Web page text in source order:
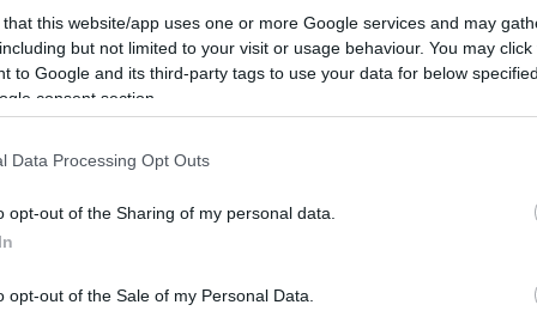
that this website/app uses one or more Google services and may
but not limited to your visit or usage behaviour. You may
to Google and its third-party tags to use your data for below
consent section.
Data Processing Opt Outs
opt-out of the Sharing of my personal data.
opt-out of the Sale of my Personal Data.
rács mögé juttatta a rendőrség.
lopják el a legtöbb autót, de a
is, ahol újabban 15-20 éves
el, melyeket szétbontanak és